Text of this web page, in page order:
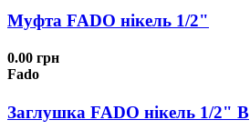
Муфта FADO нікель 1/2"
0.00 грн
Fado
Заглушка FADO нікель 1/2" В